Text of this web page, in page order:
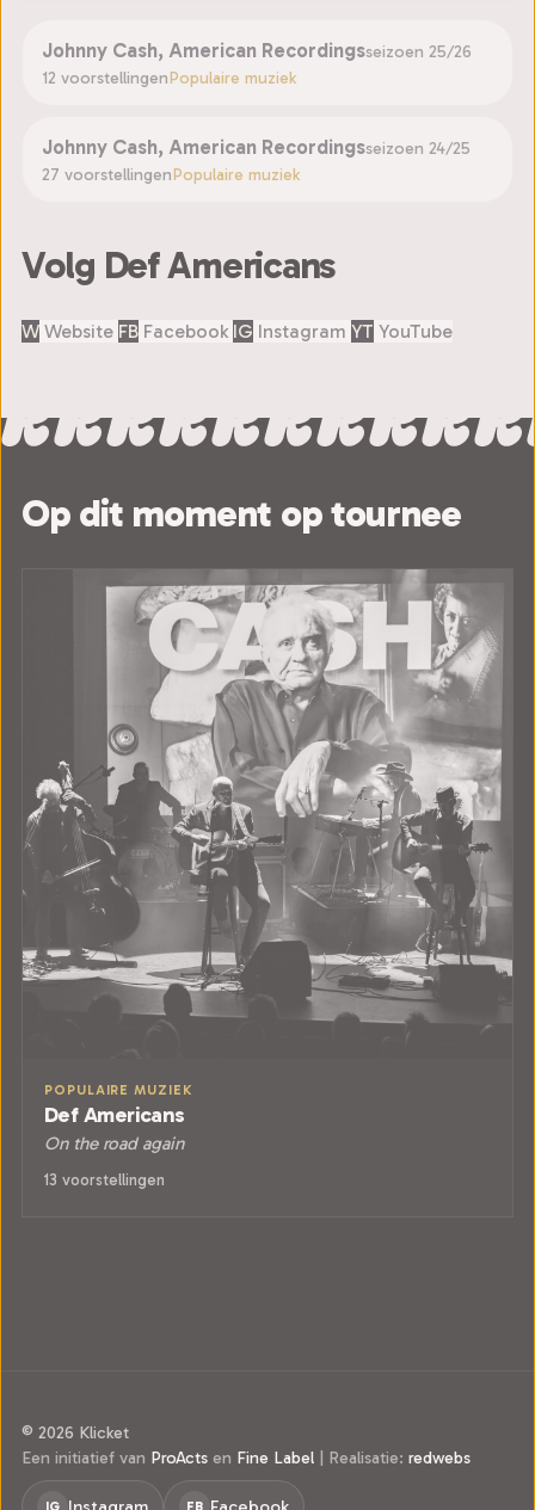
Johnny Cash, American Recordingsseizoen 25/26
12 voorstellingenPopulaire muziek
Johnny Cash, American Recordingsseizoen 24/25
27 voorstellingenPopulaire muziek
Volg Def Americans
W Website FB Facebook IG Instagram YT YouTube
Op dit moment op tournee
POPULAIRE MUZIEK
Def Americans
On the road again
13 voorstellingen
© 2026 Klicket
Een initiatief van ProActs en Fine Label | Realisatie: redwebs
IG FB